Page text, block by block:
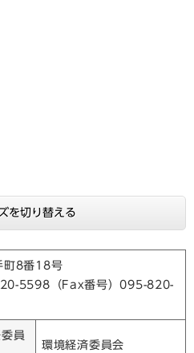
を切り替える
町8番18号
5598（Fax番号）095-820-
員
環境経済委員会